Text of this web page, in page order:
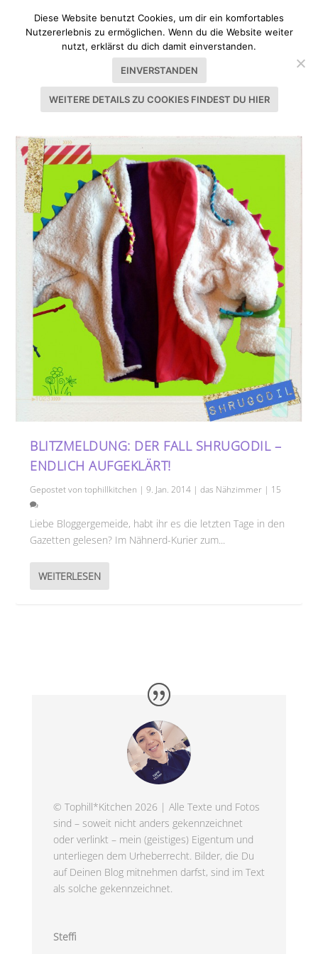
SCHLAGWORT:TEDDY
BLITZMELDUNG: DER FALL SHRUGODIL –
ENDLICH AUFGEKLÄRT!
Gepostet vontophillkitchen |9. Jan. 2014 |das Nähzimmer | 15
Liebe Bloggergemeide, habt ihr es die letzten Tage in den
Gazetten gelesen? Im Nähnerd-Kurier zum...
WEITERLESEN
© Tophill*Kitchen 2026 | Alle Texte und Fotos
sind – soweit nicht anders gekennzeichnet
oder verlinkt – mein (geistiges) Eigentum und
unterliegen dem Urheberrecht. Bilder, die Du
auf Deinen Blog mitnehmen darfst, sind im Text
als solche gekennzeichnet.
Steffi
Diese Website benutzt Cookies, um dir ein komfortables
Nutzererlebnis zu ermöglichen. Wenn du die Website weiter
nutzt, erklärst du dich damit einverstanden.
EINVERSTANDEN
WEITERE DETAILS ZU COOKIES FINDEST DU HIER